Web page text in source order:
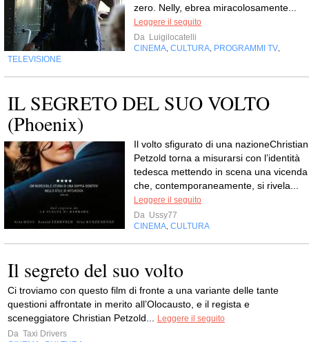
zero. Nelly, ebrea miracolosamente...
Leggere il seguito
Da Luigilocatelli
CINEMA CULTURA PROGRAMMI TV
TELEVISIONE
IL SEGRETO DEL SUO VOLTO
(Phoenix)
Il volto sfigurato di una nazioneChristian
Petzold torna a misurarsi con l’identità
tedesca mettendo in scena una vicenda
che, contemporaneamente, si rivela...
Leggere il seguito
Da Ussy77
CINEMA CULTURA
Il segreto del suo volto
Ci troviamo con questo film di fronte a una variante delle tante
questioni affrontate in merito all’Olocausto, e il regista e
sceneggiatore Christian Petzold...
Leggere il seguito
Da Taxi Drivers